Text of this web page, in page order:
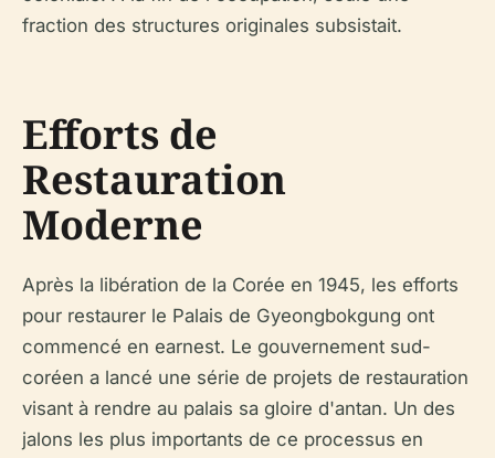
fraction des structures originales subsistait.
Efforts de
Restauration
Moderne
Après la libération de la Corée en 1945, les efforts
pour restaurer le Palais de Gyeongbokgung ont
commencé en earnest. Le gouvernement sud-
coréen a lancé une série de projets de restauration
visant à rendre au palais sa gloire d'antan. Un des
jalons les plus importants de ce processus en